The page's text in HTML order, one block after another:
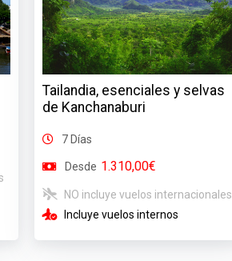
Tailandia, esenciales y selvas
de Kanchanaburi
7 Días
Desde 1.310,00€
NO incluye vuelos internacionales
Incluye vuelos internos